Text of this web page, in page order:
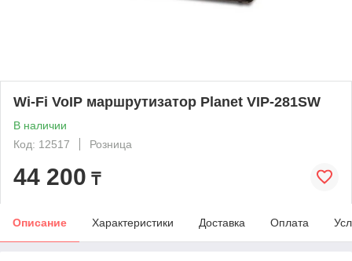
Wi-Fi VoIP маршрутизатор Planet VIP-281SW
В наличии
Код: 12517
Розница
44 200 ₸
Описание Характеристики Доставка Оплата